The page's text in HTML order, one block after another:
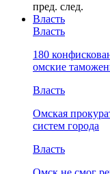
пред. след.
Власть
Власть
180
омские
Власть
Омская
систем города
Власть